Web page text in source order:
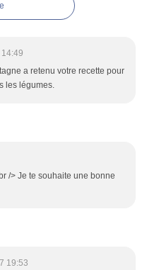
a retenu votre recette pour
les légumes.
/> Je te souhaite une bonne
19:53